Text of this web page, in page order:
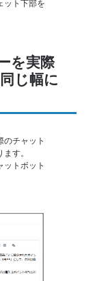
ット下部を
を実際
じ幅に
のチャット
す。
ットボット